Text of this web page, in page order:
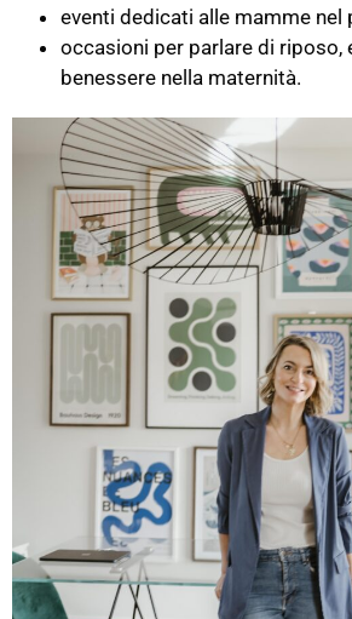
eventi dedicati alle mamme nel
occasioni per parlare di riposo,
benessere nella maternità.